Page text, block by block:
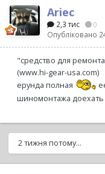
Ariec_
2,3 тис 0
Опубліковано
"средство для
(www.hi-gear-usa.com)
ерунда полная
шиномонтажа доехать
2 тижня потому...